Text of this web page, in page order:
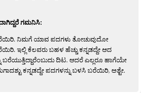
ಗಮನಿಸಿ:
ನಿಮಗೆ ಯಾವ ಪದಗಳು ತೋಚುವುದೋ
ಇಲ್ಲಿ ಕೆಲವರು ಬಹಳ ಹೆಚ್ಚು ಕನ್ನಡದ್ದೇ ಆದ
ಬರೆಯುತ್ತಿದ್ದಾರೆಂಬುದು ದಿಟ. ಆದರೆ ಎಲ್ಲರೂ ಹಾಗೆಯೇ
ಕನ್ನಡದ್ದೇ ಪದಗಳನ್ನು ಬಳಸಿ ಬರೆಯಿರಿ, ಅಶ್ಟೇ.